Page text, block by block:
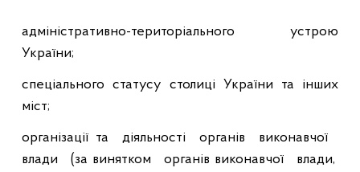
адміністративно-територіального устрою
України;
спеціального статусу столиці України та інших
міст;
організації та діяльності органів
виконавчої
влади
(за винятком органів виконавчої
влади,